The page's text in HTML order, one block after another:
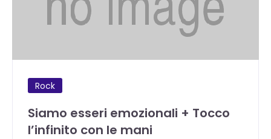
Rock
Siamo esseri emozionali + Tocco
l’infinito con le mani